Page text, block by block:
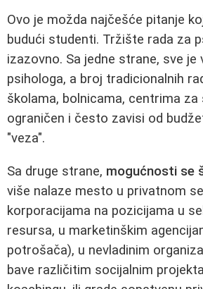
Ovo je možda najčešće pitanje
budući studenti. Tržište rada za
izazovno. Sa jedne strane, sve je
psihologa, a broj tradicionalnih
školama, bolnicama, centrima za
ograničen i često zavisi od
"veza".
Sa druge strane, mogućnosti se
više nalaze mesto u privatnom
korporacijama na pozicijama u
resursa, u marketinškim
potrošača), u nevladinim
bave različitim socijalnim